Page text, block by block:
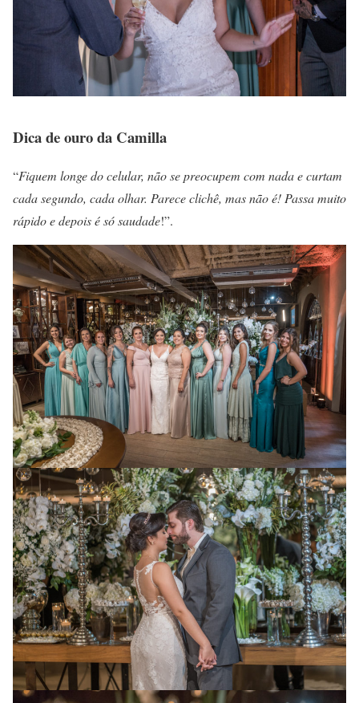
Dica de ouro da Camilla
“Fiquem longe do celular, não se preocupem com nada e curtam
cada segundo, cada olhar. Parece clichê, mas não é! Passa muito
rápido e depois é só saudade!”.